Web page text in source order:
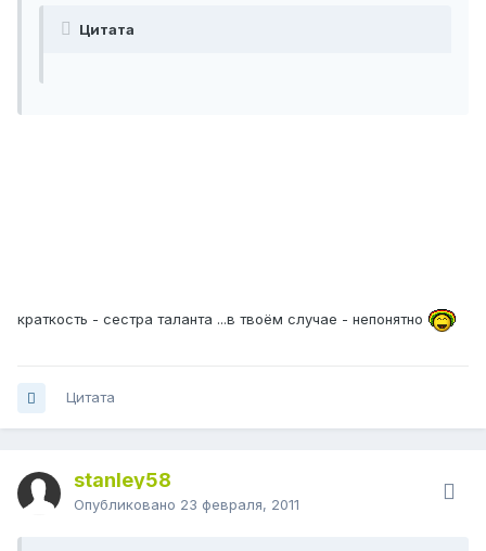
Цитата
краткость - сестра таланта ...в твоём случае - непонятно
Цитата
stanley58
Опубликовано 23 февраля, 2011